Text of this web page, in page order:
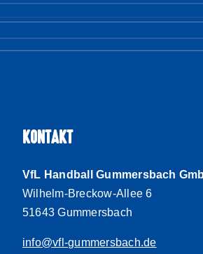
KONTAKT
VfL Handball Gummersbach
Wilhelm-Breckow-Allee 6
51643 Gummersbach
info@vfl-gummersbach.de